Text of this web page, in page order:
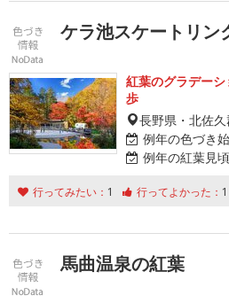
ケラ池スケートリン
紅葉のグラデー
歩
長野県・北佐
例年の色づき始
例年の紅葉見頃
行ってみたい： 1 行ってよかった： 1
馬曲温泉の紅葉